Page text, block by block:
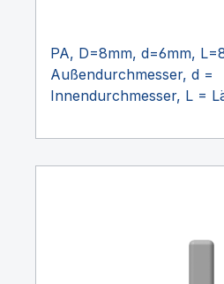
PA, D=8mm, d=6mm,
Außendurchmesser, d =
Innendurchmesser, L =